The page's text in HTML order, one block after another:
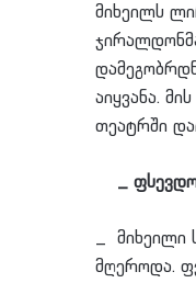
მიხეილს
აიყვანა.
თეატრში
_
_ მიხეილი
მღეროდა.